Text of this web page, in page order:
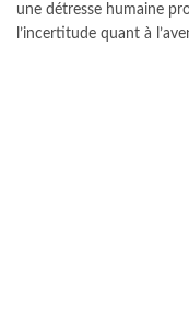
une détresse humaine
l’incertitude quant à